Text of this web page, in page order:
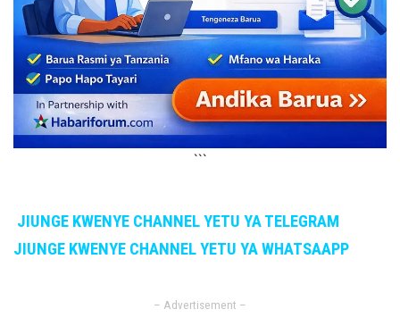
```
JIUNGE KWENYE CHANNEL YETU YA TELEGRAM
JIUNGE KWENYE CHANNEL YETU YA WHATSAAPP
– Advertisement –